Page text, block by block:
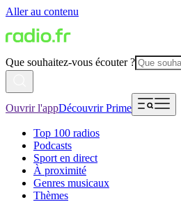
Aller au contenu
Que souhaitez-vous écouter ?
Ouvrir l'appDécouvrir Prime
Top 100 radios
Podcasts
Sport en direct
À proximité
Genres musicaux
Thèmes